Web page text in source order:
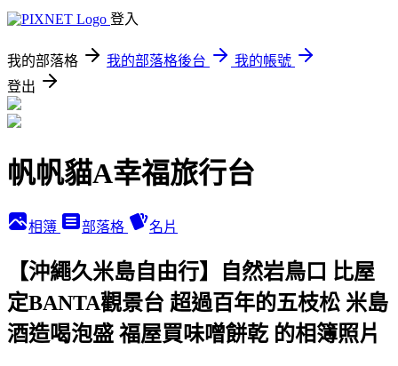
登入
我的部落格 我的部落格後台
我的帳號
登出
帆帆貓A幸福旅行台
相簿 部落格 名片
【沖繩久米島自由行】自然岩鳥口 比屋
定BANTA觀景台 超過百年的五枝松 米島
酒造喝泡盛 福屋買味噌餅乾 的相簿照片